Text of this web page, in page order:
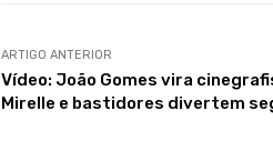
ARTIGO ANTERIOR
Vídeo: João Gomes vira
Mirelle e bastidores divertem